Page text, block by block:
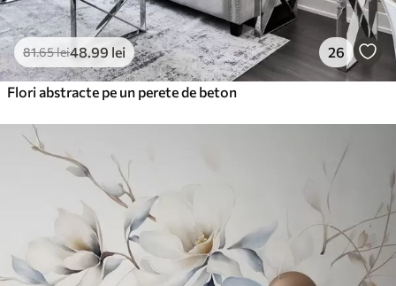
81.65lei48.99 lei 26
Flori abstracte pe un perete de beton